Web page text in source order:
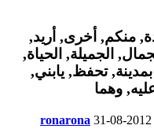
ronarona 31-08-2012